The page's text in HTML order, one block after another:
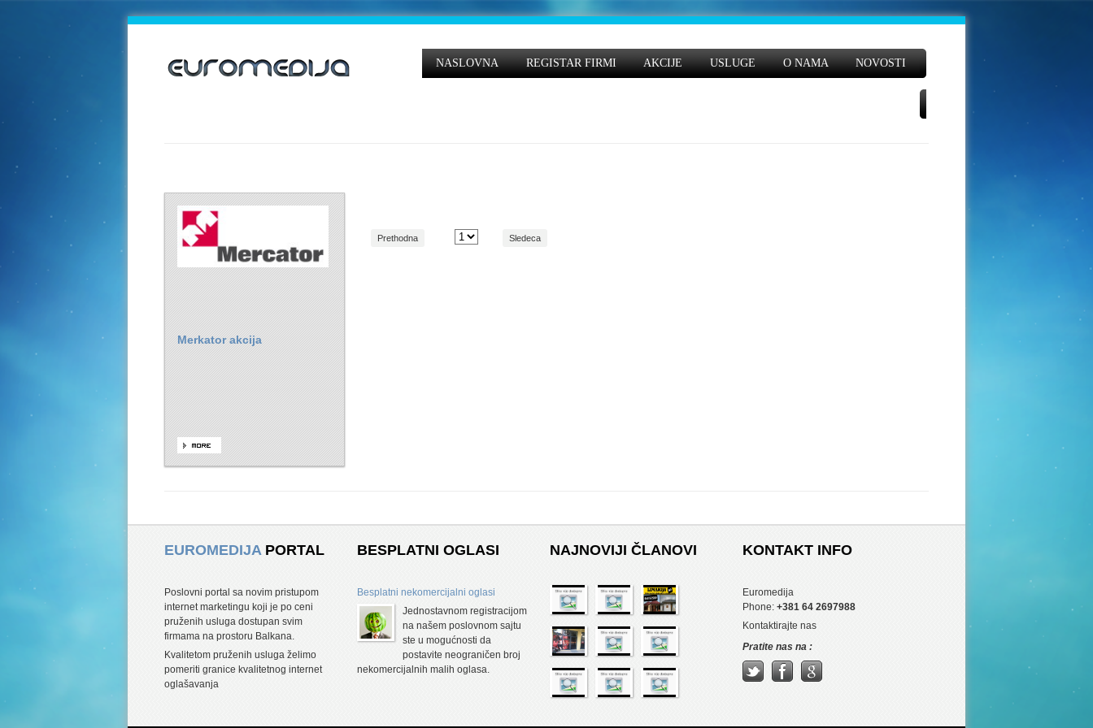
NASLOVNA REGISTAR FIRMI AKCIJE USLUGE O NAMA NOVOSTI
Merkator akcija
Prethodna Sledeca
EUROMEDIJAPORTAL
Poslovni portal sa novim pristupom
internet marketingu koji je po ceni
pruženih usluga dostupan svim
firmama na prostoru Balkana.
Kvalitetom pruženih usluga želimo
pomeriti granice kvalitetnog internet
oglašavanja
BESPLATNI OGLASI
Besplatni nekomercijalni oglasi
Jednostavnom registracijom
na našem poslovnom sajtu
ste u mogućnosti da
postavite neograničen broj
nekomercijalnih malih oglasa.
NAJNOVIJI ČLANOVI KONTAKT INFO
Euromedija
Phone: +381 64 2697988
Kontaktirajte nas
Pratite nas na :